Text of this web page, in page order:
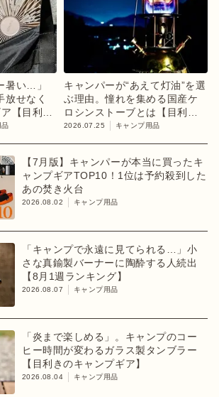
暑い…」
放せなく
【目利き
品
キャンパーが“あえて灯油”を選
ぶ理由。憧れを集める国産ケ
ロシンストーブとは【目利き
のキャンプギア】
2026.07.25 キャンプ用品
【7月版】キャンパーが本当に買ったキ
ャンプギアTOP10！1位は予約殺到した
あの焚き火台
2026.08.02 キャンプ用品
「キャンプで永遠に見てられる…」小
さな真鍮製バーナーに陶酔する人続出
【8月1週ランキング】
2026.08.07 キャンプ用品
「炎まで楽しめる」。キャンプのコー
ヒー時間が変わるガラス製タンブラー
【目利きのキャンプギア】
2026.08.04 キャンプ用品